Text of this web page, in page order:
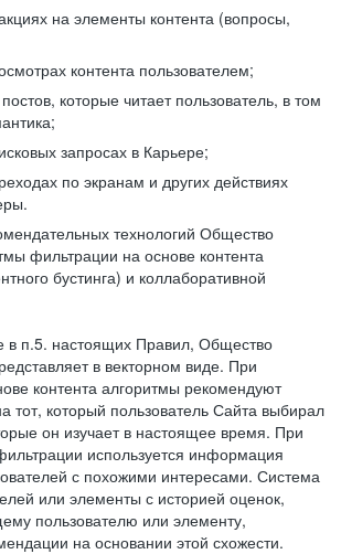
на элементы контента (вопросы,
контента пользователем;
которые читает пользователь, в том
запросах в Карьере;
по экранам и других действиях
технологий Общество
фильтрации на основе контента
бустинга) и коллаборативной
в п.5. настоящих Правил, Общество
в векторном виде. При
контента алгоритмы рекомендуют
тот, который пользователь Сайта выбирал
он изучает в настоящее время. При
используется информация
с похожими интересами. Система
или элементы с историей оценок,
пользователю или элементу,
на основании этой схожести.